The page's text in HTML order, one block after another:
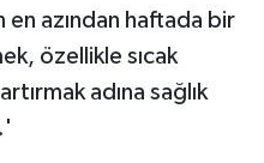
en azından haftada bir
özellikle sıcak
adına sağlık